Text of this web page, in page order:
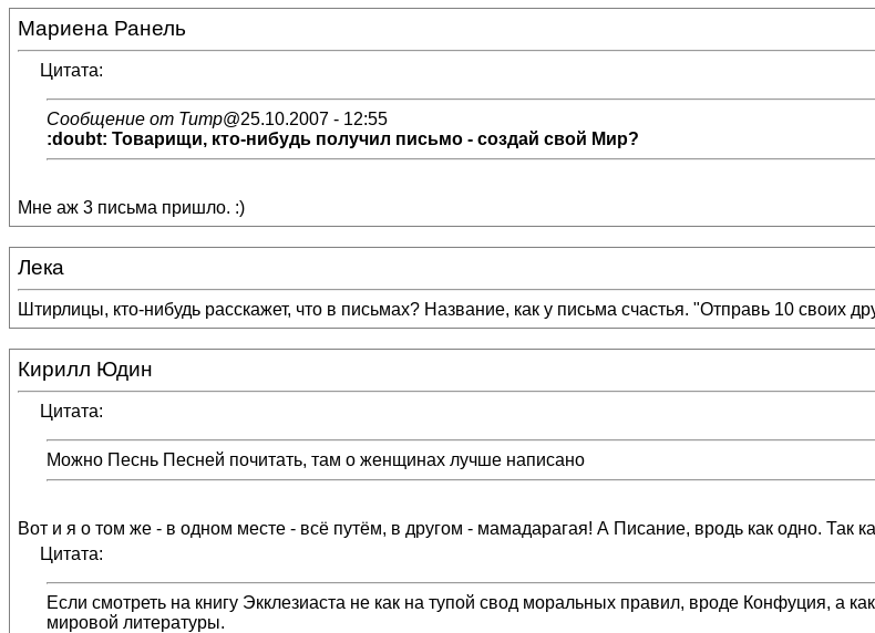
Мариена Ранель
Цитата:
Сообщение от Титр@25.10.2007 - 12:55
:doubt: Товарищи, кто-нибудь получил письмо - создай свой Мир?
Мне аж 3 письма пришло. :)
Лека
Штирлицы, кто-нибудь расскажет, что в письмах? Название, как у письма счастья. "Отправь 10 своих
Кирилл Юдин
Цитата:
Можно Песнь Песней почитать, там о женщинах лучше написано
Вот и я о том же - в одном месте - всё путём, в другом - мамадарагая! А Писание, вродь как одно. Так
Цитата:
Если смотреть на книгу Экклезиаста не как на тупой свод моральных правил, вроде Конфуция, а
мировой литературы.